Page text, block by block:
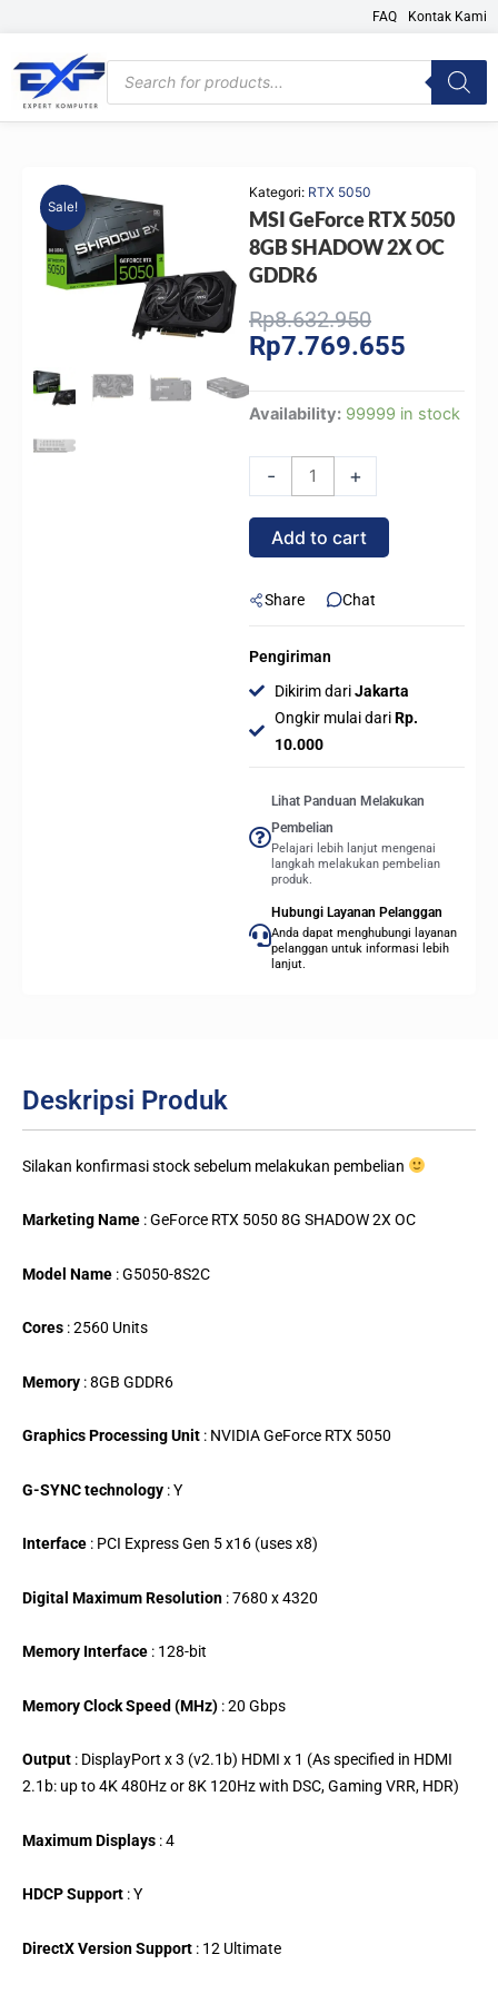
content
FAQ Kontak Kami
Products
search
Sale!
Kategori: RTX 5050
MSI GeForce RTX 5050
8GB SHADOW 2X OC
GDDR6
Rp8.632.950Original
price
Rp7.769.655
Availability: 99999 in stock
-
MSI
5050
8GB
SHADOW
OC
quantity
+
Add to cart
Share Chat
Pengiriman
Dikirim dariJakarta
Ongkir mulai dariRp.
10.000
Lihat Panduan Melakukan
Pembelian
Pelajari lebih lanjut mengenai
langkah melakukan pembelian
produk.
Hubungi Layanan Pelanggan
Anda dapat menghubungi layanan
pelanggan untuk informasi lebih
lanjut.
Deskripsi Produk
Silakan konfirmasi stock sebelum melakukan pembelian
Marketing Name : GeForce RTX 5050 8G SHADOW 2X OC
Model Name : G5050-8S2C
Cores : 2560 Units
Memory : 8GB GDDR6
Graphics Processing Unit : NVIDIA GeForce RTX 5050
G-SYNC technology : Y
Interface : PCI Express Gen 5 x16 (uses x8)
Digital Maximum Resolution : 7680 x 4320
Memory Interface : 128-bit
Memory Clock Speed (MHz) : 20 Gbps
Output : DisplayPort x 3 (v2.1b) HDMI x 1 (As specified in HDMI
2.1b: up to 4K 480Hz or 8K 120Hz with DSC, Gaming VRR, HDR)
Maximum Displays : 4
HDCP Support : Y
DirectX Version Support : 12 Ultimate